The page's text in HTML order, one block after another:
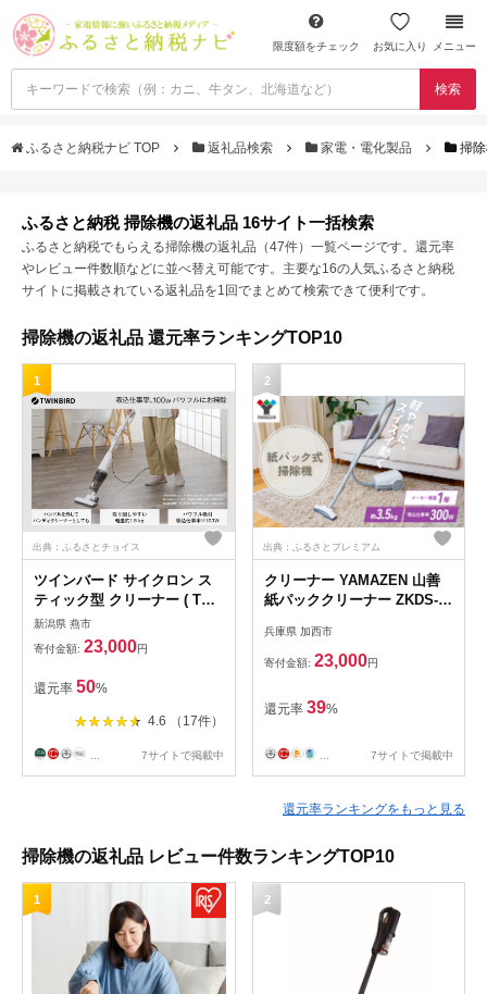
限度額をチェック お気に入り メニュー
検索
ふるさと納税ナビ TOP 返礼品検索 家電・電化製品 掃
ふるさと納税 掃除機の返礼品 16サイト一括検索
ふるさと納税でもらえる掃除機の返礼品（47件）一覧ページです。還元率
やレビュー件数順などに並べ替え可能です。主要な16の人気ふるさと納税
サイトに掲載されている返礼品を1回でまとめて検索できて便利です。
掃除機の返礼品 還元率ランキングTOP10
1
出典：ふるさとチョイス
ツインバード サイクロン ス
ティック型 クリーナー ( TC-
5182W ホワイト ) 掃除機 家
電
新潟県 燕市
寄付金額: 23,000円
還元率 50%
4.6 （17件）
... 7サイトで掲載中
2
出典：ふるさとプレミアム
クリーナー YAMAZEN 山善
紙パッククリーナー ZKDS-
紙パック式 簡単ゴミ捨て 家
電 電化製品 掃除 清掃 加西市
兵庫県 加西市
寄付金額: 23,000円
還元率 39%
... 7サイトで掲載中
還元率ランキングをもっと見る
掃除機の返礼品 レビュー件数ランキングTOP10
1 2